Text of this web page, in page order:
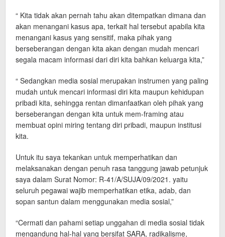
“ Kita tidak akan pernah tahu akan ditempatkan dimana dan
akan menangani kasus apa, terkait hal tersebut apabila kita
menangani kasus yang sensitif, maka pihak yang
berseberangan dengan kita akan dengan mudah mencari
segala macam informasi dari diri kita bahkan keluarga kita,”
“ Sedangkan media sosial merupakan instrumen yang paling
mudah untuk mencari informasi diri kita maupun kehidupan
pribadi kita, sehingga rentan dimanfaatkan oleh pihak yang
berseberangan dengan kita untuk mem-framing atau
membuat opini miring tentang diri pribadi, maupun institusi
kita.
Untuk itu saya tekankan untuk memperhatikan dan
melaksanakan dengan penuh rasa tanggung jawab petunjuk
saya dalam Surat Nomor: R-41/A/SUJA/09/2021. yaitu
seluruh pegawai wajib memperhatikan etika, adab, dan
sopan santun dalam menggunakan media sosial,”
“Cermati dan pahami setiap unggahan di media sosial tidak
mengandung hal-hal yang bersifat SARA, radikalisme,